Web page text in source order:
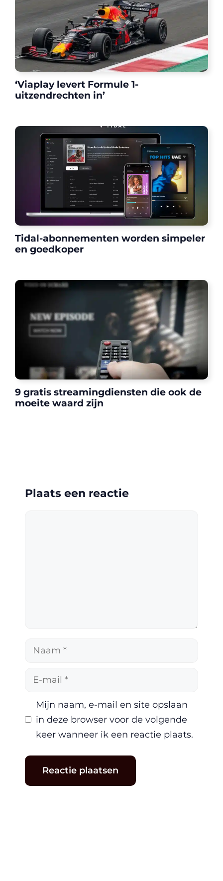
‘Viaplay levert Formule 1-
uitzendrechten in’
Tidal-abonnementen worden simpeler
en goedkoper
9 gratis streamingdiensten die ook de
moeite waard zijn
Plaats een reactie
Naam
Mijn naam, e-mail en site opslaan
in deze browser voor de volgende
keer wanneer ik een reactie plaats.